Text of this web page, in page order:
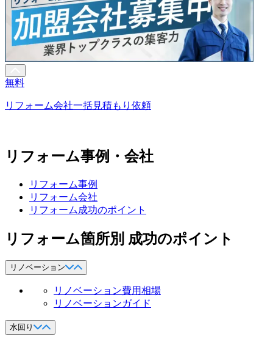
無料
リフォーム会社一括見積もり依頼
リフォーム事例・会社
リフォーム事例
リフォーム会社
リフォーム成功のポイント
リフォーム箇所別 成功のポイント
リノベーション
リノベーション費用相場
リノベーションガイド
水回り